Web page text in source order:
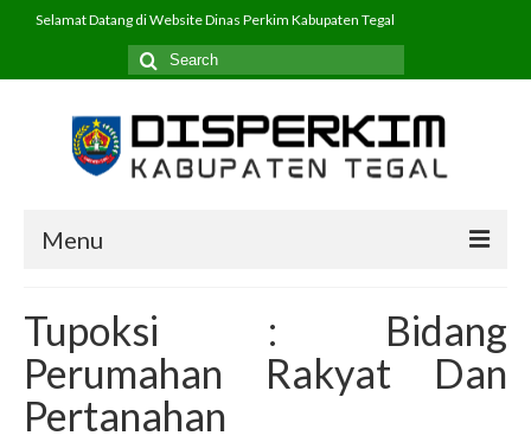
Selamat Datang di Website Dinas Perkim Kabupaten Tegal
Search
for:
Menu
Profil
PPID
Tupoksi : Bidang
Perumahan Rakyat Dan
Pertanahan